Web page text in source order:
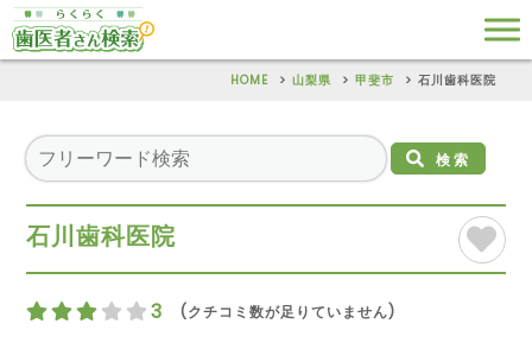
HOME 山梨県 甲斐市 石川歯科医院
検索
石川歯科医院
3 (クチコミ数が足りていません)